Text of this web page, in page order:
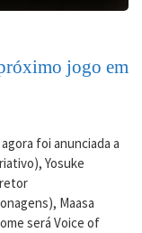
jogo em
foi anunciada a
Yosuke
Maasa
será Voice of